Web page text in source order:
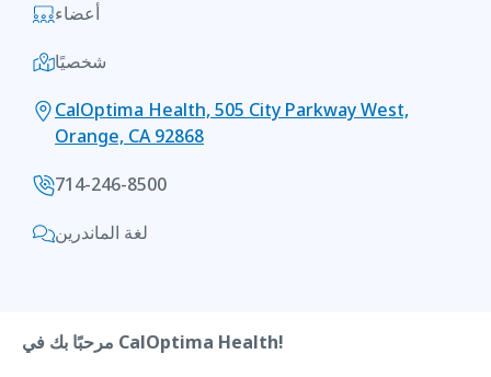
أعضاء
شخصيًا
CalOptima Health, 505 City Parkway West,
Orange, CA 92868
714-246-8500
لغة الماندرين
مرحبًا بك في CalOptima Health!